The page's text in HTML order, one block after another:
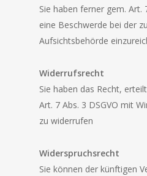
Sie haben ferner gem. Art.
eine Beschwerde bei der
Aufsichtsbehörde
Widerrufsrecht
Sie haben das Recht,
Art. 7 Abs. 3 DSGVO mit
zu widerrufen
Widerspruchsrecht
Sie können der künftigen